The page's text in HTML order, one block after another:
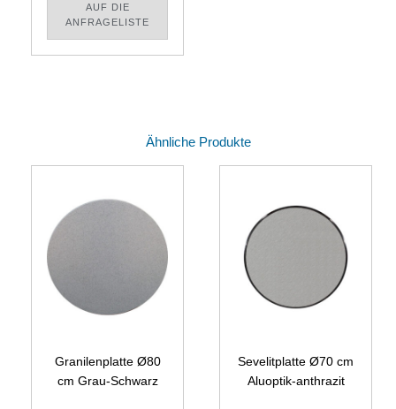
AUF DIE
ANFRAGELISTE
Ähnliche Produkte
Granilenplatte Ø80
cm Grau-Schwarz
Sevelitplatte Ø70 cm
Aluoptik-anthrazit